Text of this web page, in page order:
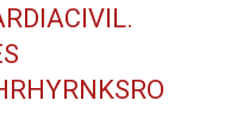
.